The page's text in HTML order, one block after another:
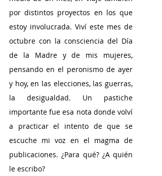
por distintos proyectos en los que
estoy involucrada. Viví este mes de
octubre con la consciencia del Día
de la Madre y de mis mujeres,
pensando en el peronismo de ayer
y hoy, en las elecciones, las guerras,
la desigualdad. Un pastiche
importante fue esa nota donde volví
a practicar el intento de que se
escuche mi voz en el magma de
publicaciones. ¿Para qué? ¿A quién
le escribo?